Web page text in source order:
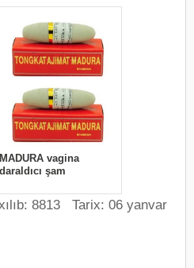
8813 Tarix: 06 yanvar